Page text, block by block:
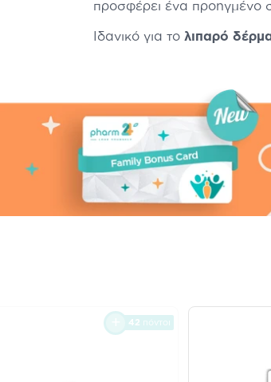
προσφέρει ένα προηγμένο
Ιδανικό για το λιπαρό
42 πόντοι